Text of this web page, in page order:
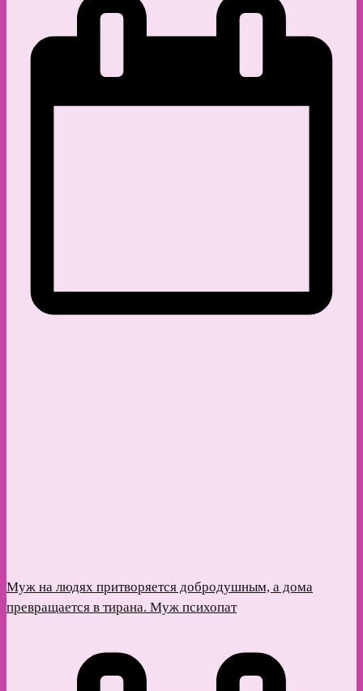
Муж на людях притворяется добродушным, а дома
превращается в тирана. Муж психопат